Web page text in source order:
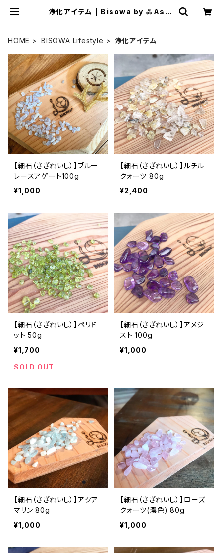
浄化アイテム | Bisowa by ⁂Aste
HOME BISOWA Lifestyle 浄化アイテム
【細石（さざれいし）】ブルー
レースアゲート100g
¥1,000
【細石（さざれいし）】ルチル
クォーツ 80g
¥2,400
【細石（さざれいし）】ペリド
ット 50g
¥1,700
SOLD OUT
【細石（さざれいし）】アメジ
スト 100g
¥1,000
【細石（さざれいし）】アクア
マリン 80g
¥1,000
【細石（さざれいし）】ローズ
クォーツ(濃色) 80g
¥1,000